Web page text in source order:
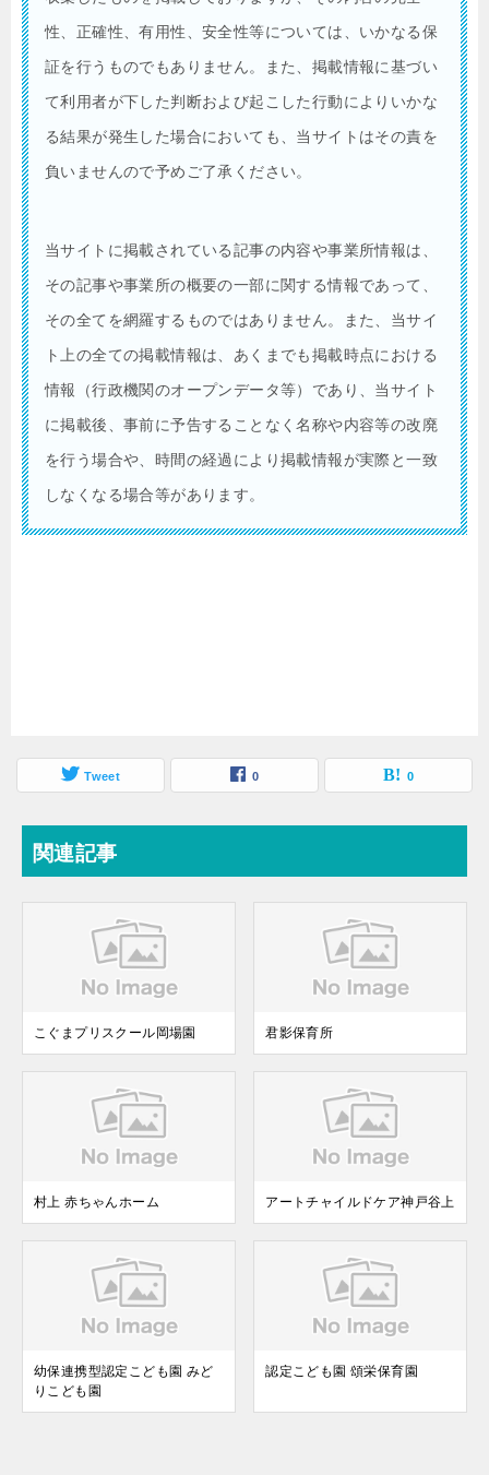
性、正確性、有用性、安全性等については、いかなる保
証を行うものでもありません。また、掲載情報に基づい
て利用者が下した判断および起こした行動によりいかな
る結果が発生した場合においても、当サイトはその責を
負いませんので予めご了承ください。
当サイトに掲載されている記事の内容や事業所情報は、
その記事や事業所の概要の一部に関する情報であって、
その全てを網羅するものではありません。また、当サイ
ト上の全ての掲載情報は、あくまでも掲載時点における
情報（行政機関のオープンデータ等）であり、当サイト
に掲載後、事前に予告することなく名称や内容等の改廃
を行う場合や、時間の経過により掲載情報が実際と一致
しなくなる場合等があります。
Tweet 0 0
関連記事
こぐまプリスクール岡場園 君影保育所
村上 赤ちゃんホーム アートチャイルドケア神戸谷上
幼保連携型認定こども園 みど
りこども園
認定こども園 頌栄保育園